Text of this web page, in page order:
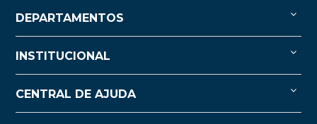
DEPARTAMENTOS
INSTITUCIONAL
CENTRAL DE AJUDA